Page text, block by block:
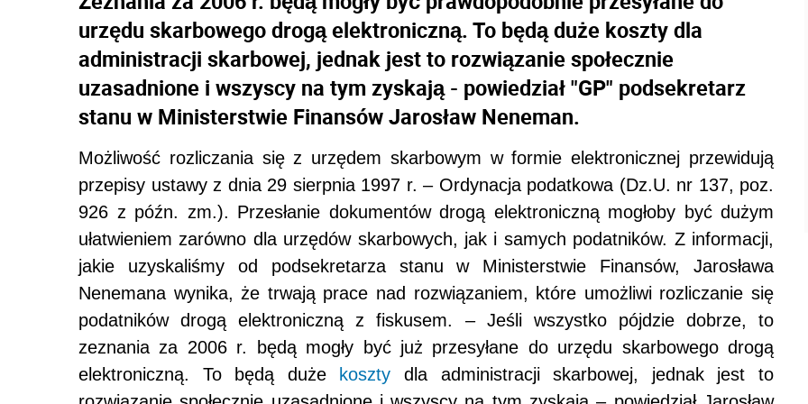
urzędu skarbowego drogą elektroniczną. To będą duże koszty dla
administracji skarbowej, jednak jest to rozwiązanie społecznie
uzasadnione i wszyscy na tym zyskają - powiedział "GP" podsekretarz
stanu w Ministerstwie Finansów Jarosław Neneman.
Możliwość rozliczania się z urzędem skarbowym w formie elektronicznej przewidują
przepisy ustawy z dnia 29 sierpnia 1997 r. – Ordynacja podatkowa (Dz.U. nr 137, poz.
926 z późn. zm.). Przesłanie dokumentów drogą elektroniczną mogłoby być dużym
ułatwieniem zarówno dla urzędów skarbowych, jak i samych podatników. Z informacji,
jakie uzyskaliśmy od podsekretarza stanu w Ministerstwie Finansów, Jarosława
Nenemana wynika, że trwają prace nad rozwiązaniem, które umożliwi rozliczanie się
podatników drogą elektroniczną z fiskusem. – Jeśli wszystko pójdzie dobrze, to
zeznania za 2006 r. będą mogły być już przesyłane do urzędu skarbowego drogą
elektroniczną. To będą duże
koszty dla administracji skarbowej, jednak jest to